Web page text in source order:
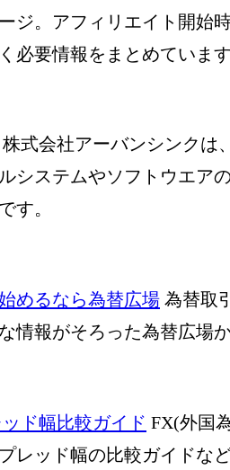
ジ。アフィリエイト開始
必要情報をまとめていま
株式会社アーバンシンクは
システムやソフトウエア
す。
めるなら為替広場 為替取
情報がそろった為替広場
ド幅比較ガイド FX(外国
レッド幅の比較ガイドな